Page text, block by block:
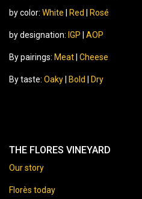
by color: White Red Rosé
by designation: IGP AOP
By pairings: Meat Cheese
By taste: Oaky Bold Dry
THE FLORES VINEYARD
Our story
Florès today